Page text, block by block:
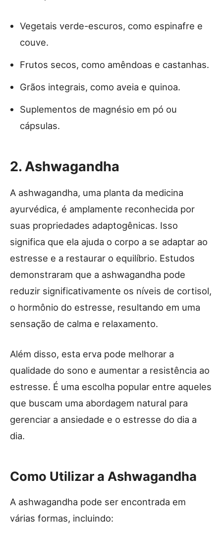
Vegetais verde-escuros, como espinafre e
couve.
Frutos secos, como amêndoas e castanhas.
Grãos integrais, como aveia e quinoa.
Suplementos de magnésio em pó ou
cápsulas.
2. Ashwagandha
A ashwagandha, uma planta da medicina
ayurvédica, é amplamente reconhecida por
suas propriedades adaptogênicas. Isso
significa que ela ajuda o corpo a se adaptar ao
estresse e a restaurar o equilíbrio. Estudos
demonstraram que a ashwagandha pode
reduzir significativamente os níveis de cortisol,
o hormônio do estresse, resultando em uma
sensação de calma e relaxamento.
Além disso, esta erva pode melhorar a
qualidade do sono e aumentar a resistência ao
estresse. É uma escolha popular entre aqueles
que buscam uma abordagem natural para
gerenciar a ansiedade e o estresse do dia a
dia.
Como Utilizar a Ashwagandha
A ashwagandha pode ser encontrada em
várias formas, incluindo: